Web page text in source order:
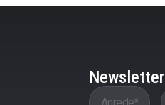
Newsletter